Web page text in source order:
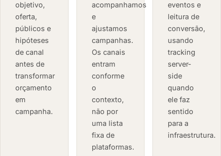
objetivo,
oferta,
públicos e
hipóteses
de canal
antes de
transformar
orçamento
em
campanha.
acompanhamos
e
ajustamos
campanhas.
Os canais
entram
conforme
o
contexto,
não por
uma lista
fixa de
plataformas.
eventos e
leitura de
conversão,
usando
tracking
server-
side
quando
ele faz
sentido
para a
infraestrutura.